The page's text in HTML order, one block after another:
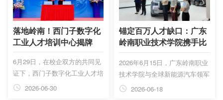
职工代表、约80名外方技能精
英将齐聚羊城，以“互信互鉴 匠
造未来”为主题，同台竞技、互
学互鉴。这是亚洲相互协作与信
任措施会议（简称“亚信”）框架
下首次举办的国际性职工技能赛
事。而这...
落地岭南！西门子数字化
工业人才培训中心揭牌
6月29日，在校企双方的共同见
证下，西门子数字化工业人才培
训中心（广州）正式在岭南揭
2026-06-30
锚定百万人才缺口：广东
岭南职业技术学院携手比
亚迪，共筑新能源产教融
合新生态
2026年6月15日，广东岭南职业
技术学院与全球新能源汽车领军
企业比亚迪在深圳总部举行校企
2026-06-18